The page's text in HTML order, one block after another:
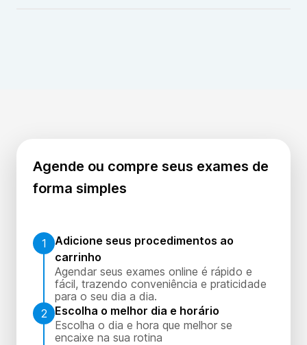
Agende ou compre seus exames de
forma simples
1
Adicione seus procedimentos ao
carrinho
Agendar seus exames online é rápido e
fácil, trazendo conveniência e praticidade
para o seu dia a dia.
2
Escolha o melhor dia e horário
Escolha o dia e hora que melhor se
encaixe na sua rotina